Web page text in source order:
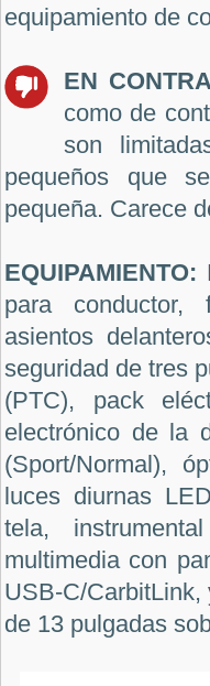
equipamiento de
EN
como de
son
pequeños que
pequeña. Carece
EQUIPAMIENTO:
para conductor,
asientos
seguridad de tres
(PTC), pack
electrónico de la
(Sport/Normal),
luces diurnas
tela,
multimedia con
USB-C/
de 13 pulgadas